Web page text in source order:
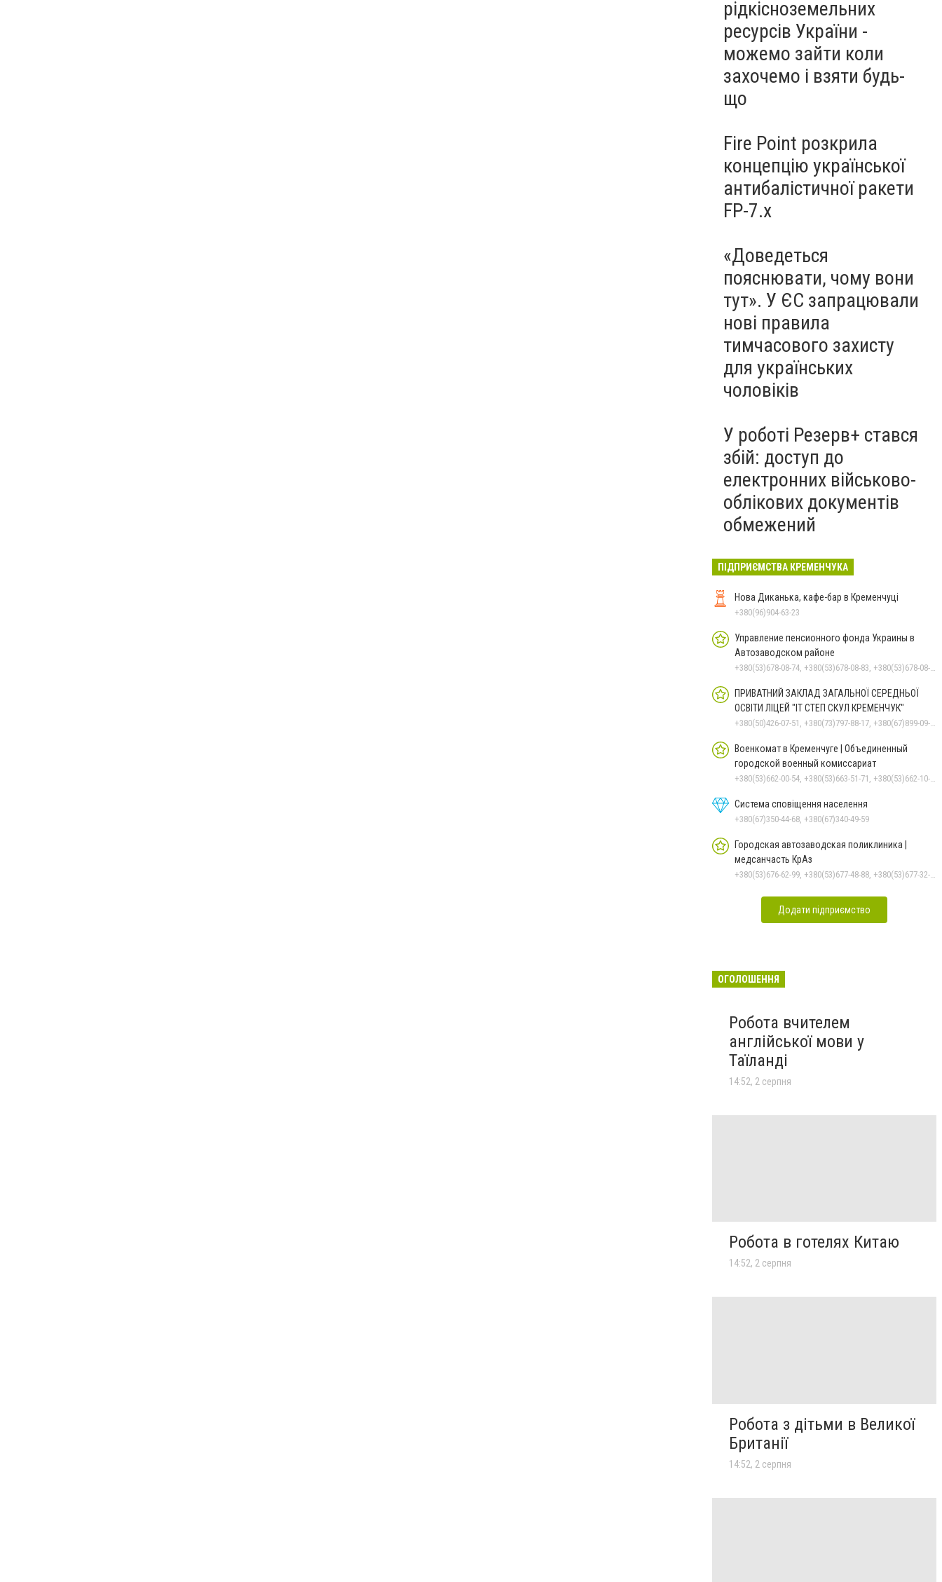
рідкісноземельних
ресурсів України -
можемо зайти коли
захочемо і взяти будь-
що
Fire Point розкрила
концепцію української
антибалістичної ракети
FP-7.x
«Доведеться
пояснювати, чому вони
тут». У ЄС запрацювали
нові правила
тимчасового захисту
для українських
чоловіків
У роботі Резерв+ стався
збій: доступ до
електронних військово-
облікових документів
обмежений
ПІДПРИЄМСТВА КРЕМЕНЧУКА
Нова Диканька, кафе-бар в Кременчуці
+380(96)904-63-23
Управление пенсионного фонда Украины в
Автозаводском районе
+380(53)678-08-74, +380(53)678-08-83, +380(53)678-08-41, +380(53)678-08-86, +380(53)678-09-05
ПРИВАТНИЙ ЗАКЛАД ЗАГАЛЬНОЇ СЕРЕДНЬОЇ
ОСВІТИ ЛІЦЕЙ "ІТ СТЕП СКУЛ КРЕМЕНЧУК"
+380(50)426-07-51, +380(73)797-88-17, +380(67)899-09-16
Военкомат в Кременчуге | Объединенный
городской военный комиссариат
+380(53)662-00-54, +380(53)663-51-71, +380(53)662-10-35
Система сповіщення населення
+380(67)350-44-68, +380(67)340-49-59
Городская автозаводская поликлиника |
медсанчасть КрАз
+380(53)676-62-99, +380(53)677-48-88, +380(53)677-32-74, +380536766187
Додати підприємство
ОГОЛОШЕННЯ
Робота вчителем
англійської мови у
Таїланді
14:52, 2 серпня
Робота в готелях Китаю
14:52, 2 серпня
Робота з дітьми в Великої
Британії
14:52, 2 серпня